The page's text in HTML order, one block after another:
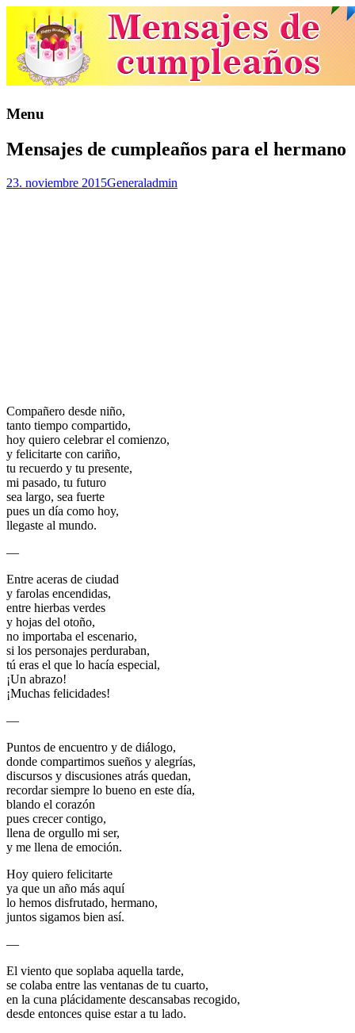
Menu
Mensajes de cumpleaños para el hermano
23. noviembre 2015Generaladmin
Compañero desde niño,
tanto tiempo compartido,
hoy quiero celebrar el comienzo,
y felicitarte con cariño,
tu recuerdo y tu presente,
mi pasado, tu futuro
sea largo, sea fuerte
pues un día como hoy,
llegaste al mundo.
—
Entre aceras de ciudad
y farolas encendidas,
entre hierbas verdes
y hojas del otoño,
no importaba el escenario,
si los personajes perduraban,
tú eras el que lo hacía especial,
¡Un abrazo!
¡Muchas felicidades!
—
Puntos de encuentro y de diálogo,
donde compartimos sueños y alegrías,
discursos y discusiones atrás quedan,
recordar siempre lo bueno en este día,
blando el corazón
pues crecer contigo,
llena de orgullo mi ser,
y me llena de emoción.
Hoy quiero felicitarte
ya que un año más aquí
lo hemos disfrutado, hermano,
juntos sigamos bien así.
—
El viento que soplaba aquella tarde,
se colaba entre las ventanas de tu cuarto,
en la cuna plácidamente descansabas recogido,
desde entonces quise estar a tu lado.